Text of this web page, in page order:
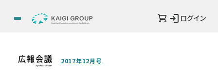
ログイン
2017年12月号